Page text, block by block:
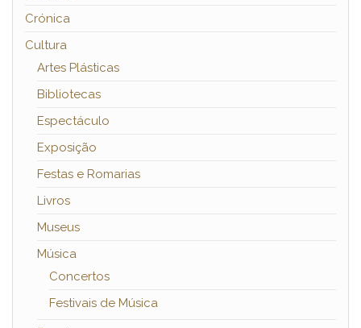
Crónica
Cultura
Artes Plásticas
Bibliotecas
Espectáculo
Exposição
Festas e Romarias
Livros
Museus
Música
Concertos
Festivais de Música